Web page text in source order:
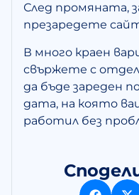
След промяната,
презаредете
В много краен
свържете с
да бъде зареден
дата, на която
работил без